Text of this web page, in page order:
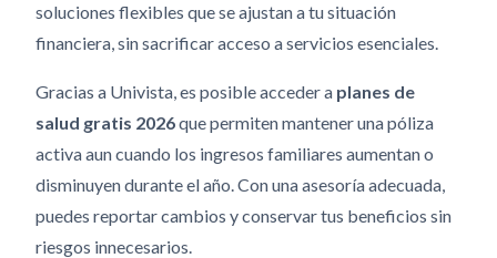
soluciones flexibles que se ajustan a tu situación
financiera, sin sacrificar acceso a servicios esenciales.
Gracias a Univista, es posible acceder a planes de
salud gratis 2026que permiten mantener una póliza
activa aun cuando los ingresos familiares aumentan o
disminuyen durante el año. Con una asesoría adecuada,
puedes reportar cambios y conservar tus beneficios sin
riesgos innecesarios.